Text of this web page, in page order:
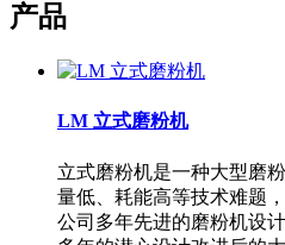
产品
LM 立式磨粉机
立式磨粉机是一种大型磨
量低、耗能高等技术难题
公司多年先进的磨粉机设